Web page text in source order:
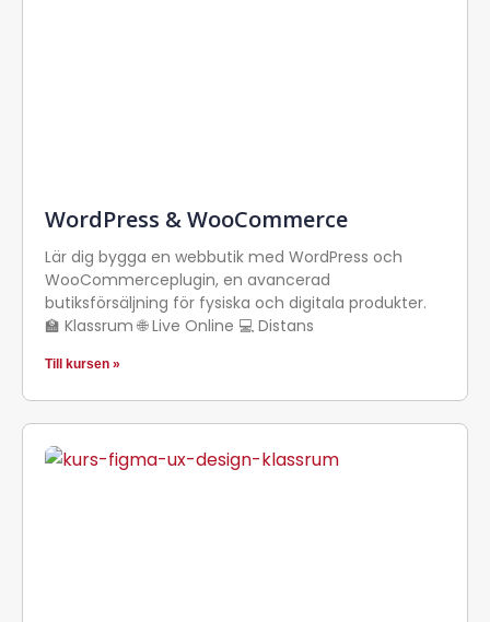
WordPress & WooCommerce
Lär dig bygga en webbutik med WordPress och
WooCommerceplugin, en avancerad
butiksförsäljning för fysiska och digitala produkter.
🏫 Klassrum 🌐 Live Online 💻 Distans
Till kursen »